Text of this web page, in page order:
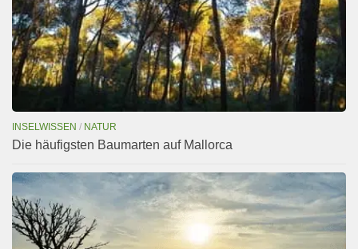
INSELWISSEN / NATUR
Die häufigsten Baumarten auf Mallorca